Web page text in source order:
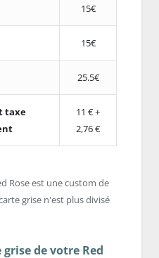
15€
15€
25.5€
taxe
11 € +
2,76 €
Rose est une custom de
grise n'est plus divisé
de votre Red